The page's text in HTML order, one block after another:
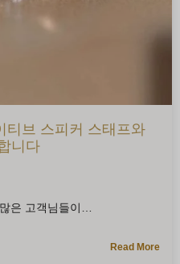
티브 스피커 스태프와
니다
은 고객님들이
Read More